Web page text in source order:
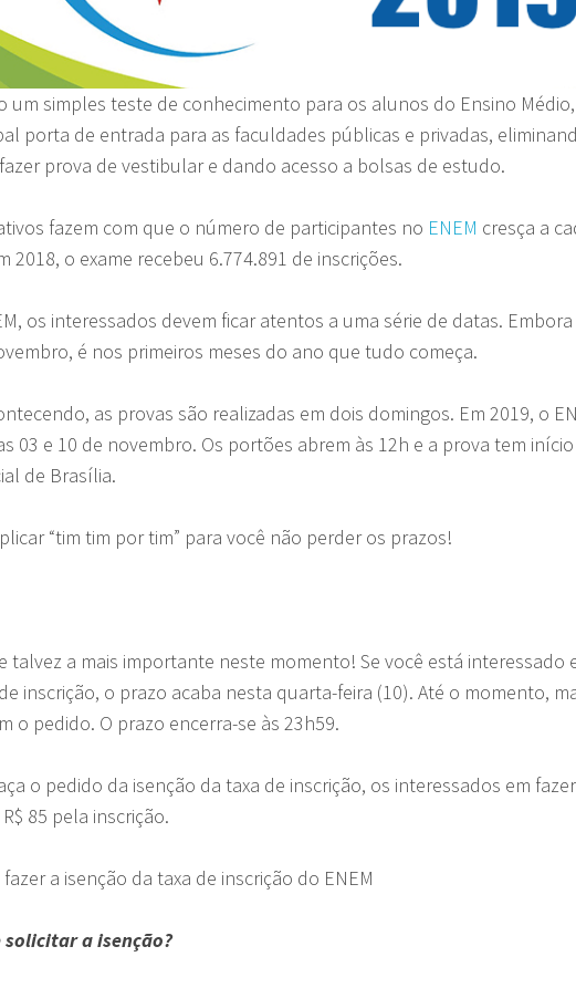
um simples teste de conhecimento para os alunos do Ensino
porta de entrada para as faculdades públicas e privadas,
prova de vestibular e dando acesso a bolsas de estudo.
fazem com que o número de participantes no ENEM cresça a
2018, o exame recebeu 6.774.891 de inscrições.
os interessados devem ficar atentos a uma série de datas.
é nos primeiros meses do ano que tudo começa.
as provas são realizadas em dois domingos. Em 2019, o
03 e 10 de novembro. Os portões abrem às 12h e a prova tem
de Brasília.
“tim tim por tim” para você não perder os prazos!
talvez a mais importante neste momento! Se você está interessado
inscrição, o prazo acaba nesta quarta-feira (10). Até o momento,
o pedido. O prazo encerra-se às 23h59.
o pedido da isenção da taxa de inscrição, os interessados em
85 pela inscrição.
a isenção da taxa de inscrição do ENEM
solicitar a isenção?